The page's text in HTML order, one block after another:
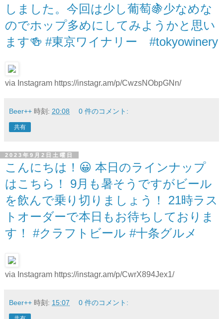
しました。今回は少し葡萄🍇少なめな
のでホップ多めにしてみようかと思い
ます🍻 #東京ワイナリー #tokyowinery
via Instagram https://instagr.am/p/CwzsNObpGNn/
Beer++ 時刻: 20:08 0 件のコメント:
共有
2023年9月2日土曜日
こんにちは！😀 本日のラインナップ
はこちら！ 9月も暑そうですがビール
を飲んで乗り切りましょう！ 21時ラス
トオーダーで本日もお待ちしておりま
す！ #クラフトビール #十条グルメ
via Instagram https://instagr.am/p/CwrX894Jex1/
Beer++ 時刻: 15:07 0 件のコメント: